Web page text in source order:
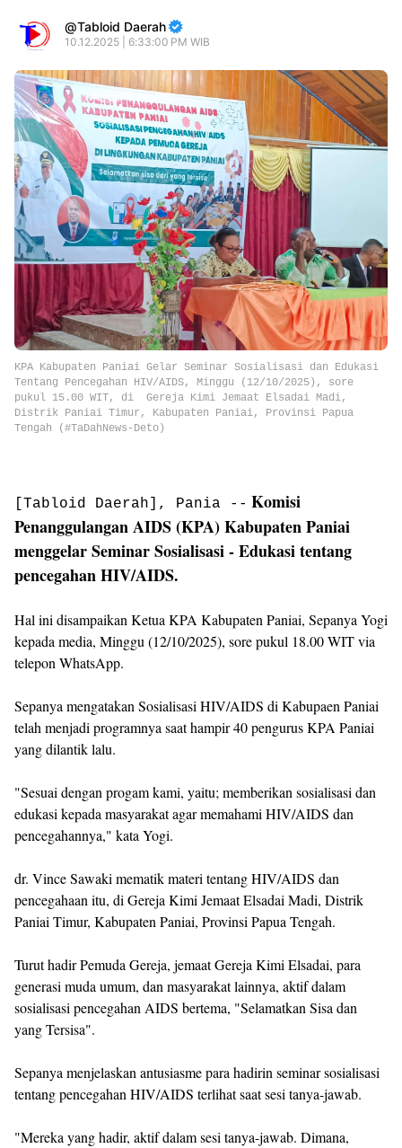
Tabloid Daerah
10.12.2025 | 6:33:00 PM WIB
KPA Kabupaten Paniai Gelar Seminar Sosialisasi dan Edukasi
Tentang Pencegahan HIV/AIDS, Minggu (12/10/2025), sore
pukul 15.00 WIT, di
Gereja Kimi Jemaat Elsadai Madi,
Distrik Paniai Timur, Kabupaten Paniai, Provinsi Papua
Tengah (#TaDahNews-Deto)
[Tabloid Daerah], Pania -- Komisi
Penanggulangan AIDS (KPA) Kabupaten Paniai
menggelar Seminar Sosialisasi - Edukasi tentang
pencegahan HIV/AIDS.
Hal ini disampaikan Ketua KPA Kabupaten Paniai, Sepanya Yogi
kepada media, Minggu (12/10/2025), sore pukul 18.00 WIT via
telepon WhatsApp.
Sepanya mengatakan Sosialisasi HIV/AIDS di Kabupaen Paniai
telah menjadi programnya saat hampir 40 pengurus KPA Paniai
yang dilantik lalu.
"Sesuai dengan progam kami, yaitu; memberikan sosialisasi dan
edukasi kepada masyarakat agar memahami HIV/AIDS dan
pencegahannya," kata Yogi.
dr. Vince Sawaki mematik materi tentang HIV/AIDS dan
pencegahaan itu, di Gereja Kimi Jemaat Elsadai Madi, Distrik
Paniai Timur, Kabupaten Paniai, Provinsi Papua Tengah.
Turut hadir Pemuda Gereja, jemaat Gereja Kimi Elsadai, para
generasi muda umum, dan masyarakat lainnya, aktif dalam
sosialisasi pencegahan AIDS bertema, "Selamatkan Sisa dan
yang Tersisa".
Sepanya menjelaskan antusiasme para hadirin seminar sosialisasi
tentang pencegahan HIV/AIDS terlihat saat sesi tanya-jawab.
"Mereka yang hadir, aktif dalam sesi tanya-jawab. Dimana,